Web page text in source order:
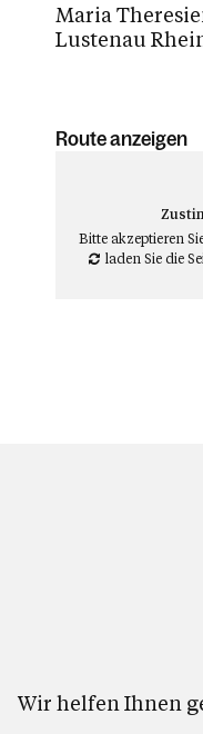
Maria
Lustenau
Route anzeigen
Bitte akzeptieren
laden Sie die
Wir helfen Ihnen